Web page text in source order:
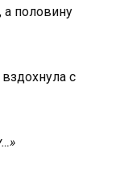
а половину
с